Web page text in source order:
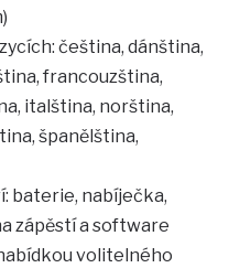
čeština, dánština,
francouzština,
italština, norština,
španělština,
baterie, nabíječka,
zápěstí a software
volitelného